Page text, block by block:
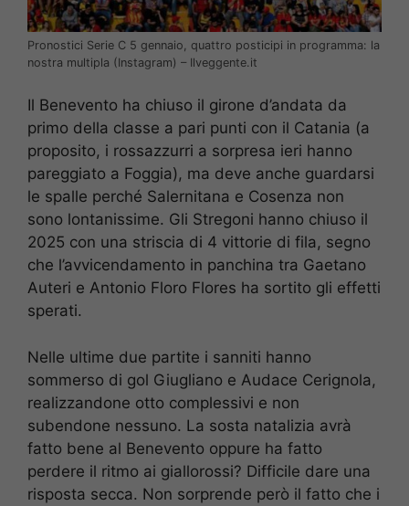
Pronostici Serie C 5 gennaio, quattro posticipi in programma: la
nostra multipla (Instagram) – Ilveggente.it
Il Benevento ha chiuso il girone d’andata da
primo della classe a pari punti con il Catania (a
proposito, i rossazzurri a sorpresa ieri hanno
pareggiato a Foggia), ma deve anche guardarsi
le spalle perché Salernitana e Cosenza non
sono lontanissime. Gli Stregoni hanno chiuso il
2025 con una striscia di 4 vittorie di fila, segno
che l’avvicendamento in panchina tra Gaetano
Auteri e Antonio Floro Flores ha sortito gli effetti
sperati.
Nelle ultime due partite i sanniti hanno
sommerso di gol Giugliano e Audace Cerignola,
realizzandone otto complessivi e non
subendone nessuno. La sosta natalizia avrà
fatto bene al Benevento oppure ha fatto
perdere il ritmo ai giallorossi? Difficile dare una
risposta secca. Non sorprende però il fatto che i